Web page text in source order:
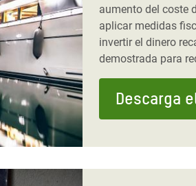
aumento del coste
aplicar medidas
invertir el dinero
demostrada para
Descarga